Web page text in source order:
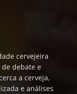
cervejeira
debate e
a cerveja,
e análises